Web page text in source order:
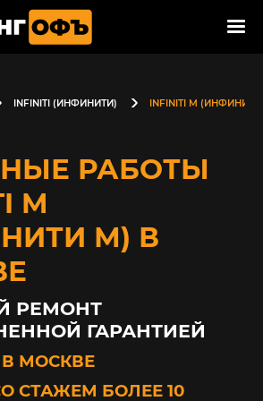
INFINITI (ИНФИНИТИ) INFINITI M
РАБОТЫ
M
М) В
РЕМОНТ
ГАРАНТИЕЙ
МОСКВЕ
СТАЖЕМ БОЛЕЕ 10